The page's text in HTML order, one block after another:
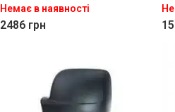
Немає в наявності
2486 грн